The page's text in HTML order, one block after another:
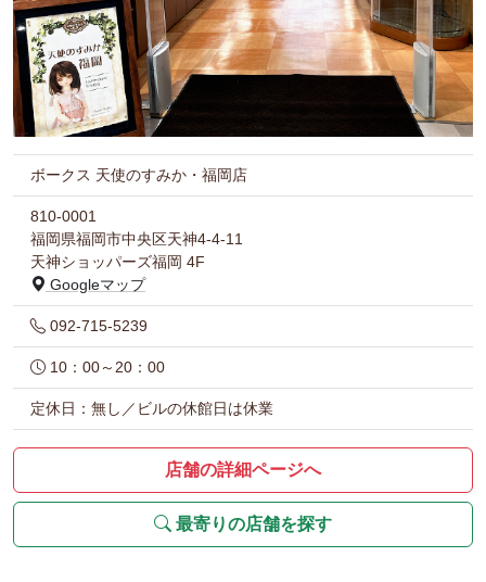
ボークス 天使のすみか・福岡店
810-0001
福岡県福岡市中央区天神4-4-11
天神ショッパーズ福岡 4F
Googleマップ
092-715-5239
10：00～20：00
定休日：無し／ビルの休館日は休業
店舗の詳細ページへ
最寄りの店舗を探す